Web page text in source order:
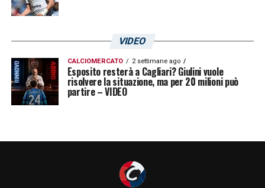
VIDEO
CALCIOMERCATO 2 settimane ago
Esposito resterà a Cagliari? Giulini vuole
risolvere la situazione, ma per 20 milioni può
partire – VIDEO